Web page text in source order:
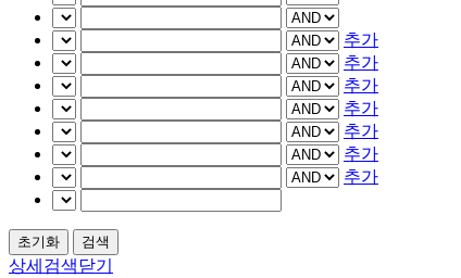
추가
추가
추가
추가
추가
추가
추가
상세검색닫기